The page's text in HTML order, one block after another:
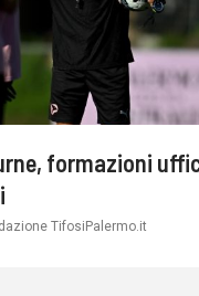
formazioni
TifosiPalermo.it